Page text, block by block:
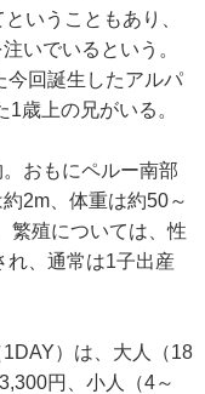
いうこともあり、
いでいるという。
今回誕生したアルパ
歳上の兄がいる。
おもにペルー南部
2m、体重は約50～
繁殖については、性
れ、通常は1子出産
）は、大人（18
円、小人（4～